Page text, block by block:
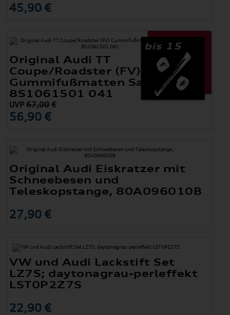
45,90 €
bis 15
Original Audi TT
Coupe/Roadster (FV)
Gummifußmatten Satz Vorne
8S1061501 041
UVP67,00 €
56,90 €
Original Audi Eiskratzer mit
Schneebesen und
Teleskopstange, 80A096010B
27,90 €
VW und Audi Lackstift Set
LZ7S; daytonagrau-perleffekt
LST0P2Z7S
22,90 €